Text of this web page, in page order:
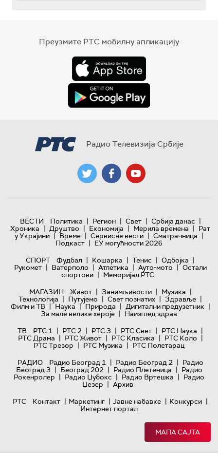
Преузмите РТС мобилну апликацију
Радио Телевизија Србије
ВЕСТИ Политика | Регион | Свет | Србија данас |
Хроника | Друштво | Економија | Мерила времена | Рат
у Украјини | Време | Сервисне вести | Сматрачница |
Подкаст | ЕУ могућности 2026
СПОРТ
Фудбал | Кошарка | Тенис | Одбојка |
Рукомет | Ватерполо | Атлетика | Ауто-мото | Остали
спортови | Меморијал РТС
МАГАЗИН
Живот | Занимљивости | Музика |
Технологијa | Путујемо | Свет познатих | Здравље |
Филм и ТВ | Наука | Природа | Дигитални предузетник |
За мале велике хероје | Наизглед здрав
ТВ
РТС 1 | РТС 2 | РТС 3 | РТС Свет | РТС Наука |
РТС Драма | РТС Живот | РТС Класика | РТС Коло |
РТС Трезор | РТС Музика | РТС Полетарац
РАДИО
Радио Београд 1 | Радио Београд 2 | Радио
Београд 3 | Београд 202 | Радио Плетеница | Радио
Рокенролер | Радио Џубокс | Радио Вртешка | Радио
Џезер | Архив
РТС
Контакт | Маркетинг | Јавне набавке | Конкурси |
Интернет портал
МАПА САЈТА